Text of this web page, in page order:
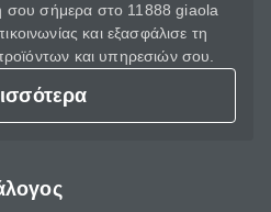
σου σήμερα στο 11888 giaola
και εξασφάλισε τη
και υπηρεσιών σου.